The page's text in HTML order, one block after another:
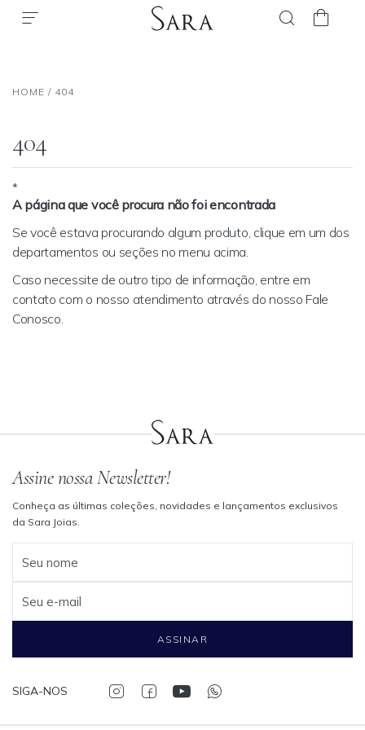
HOME / 404
404
*
A página que você procura não foi encontrada
Se você estava procurando algum produto, clique em um dos
departamentos ou seções no menu acima.
Caso necessite de outro tipo de informação, entre em
contato com o nosso atendimento através do nosso Fale
Conosco.
Assine nossa Newsletter!
Conheça as últimas coleções, novidades e lançamentos exclusivos
da Sara Joias.
Seu nome
Seu e-mail
ASSINAR
SIGA-NOS